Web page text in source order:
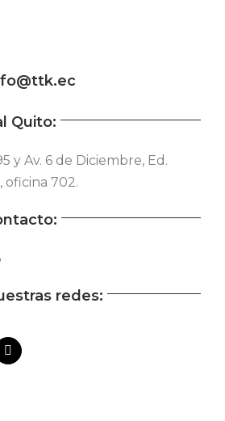
Quito:
y Av. 6 de Diciembre, Ed.
oficina 702.
redes: